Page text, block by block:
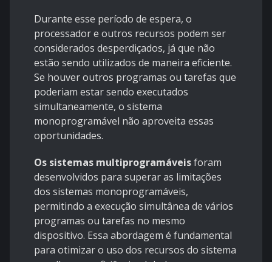
Durante esse período de espera, o
processador e outros recursos podem ser
considerados desperdiçados, já que não
estão sendo utilizados de maneira eficiente.
Se houver outros programas ou tarefas que
poderiam estar sendo executados
simultaneamente, o sistema
monoprogramável não aproveita essas
oportunidades.
Os sistemas multiprogramáveisforam
desenvolvidos para superar as limitações
dos sistemas monoprogramáveis,
permitindo a execução simultânea de vários
programas ou tarefas no mesmo
dispositivo. Essa abordagem é fundamental
para otimizar o uso dos recursos do sistema